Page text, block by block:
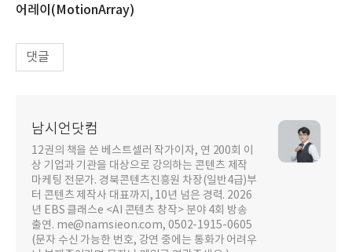
어레이(MotionArray)
댓글
남시언닷컴
12권의 책을 쓴 베스트셀러 작가이자, 연 200회 이
상 기업과 기관을 대상으로 강의하는 콘텐츠 제작
마케팅 전문가. 경북콘텐츠진흥원 차장(일반4급)부
터 콘텐츠 제작사 대표까지, 10년 넘은 경력. 2026
년 EBS 클래스e <AI 콘텐츠 창작> 분야 4회 방송
출연. me@namsieon.com, 0502-1915-0605
(문자 수신 가능한 번호, 강연 중에는 통화가 어려우